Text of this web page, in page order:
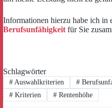
Informationen hierzu habe ich in
Berufsunfähigkeit für Sie
Schlagwörter
#Auswahlkriterien #
#Kriterien #Rentenhöhe